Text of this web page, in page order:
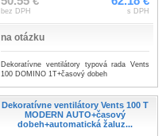
bez DPH s DPH
na otázku
Dekoratívne ventilátory typová rada Vents
100 DOMINO 1T+časový dobeh
Dekoratívne ventilátory Vents 100 T
MODERN AUTO+časový
dobeh+automatická žaluz...